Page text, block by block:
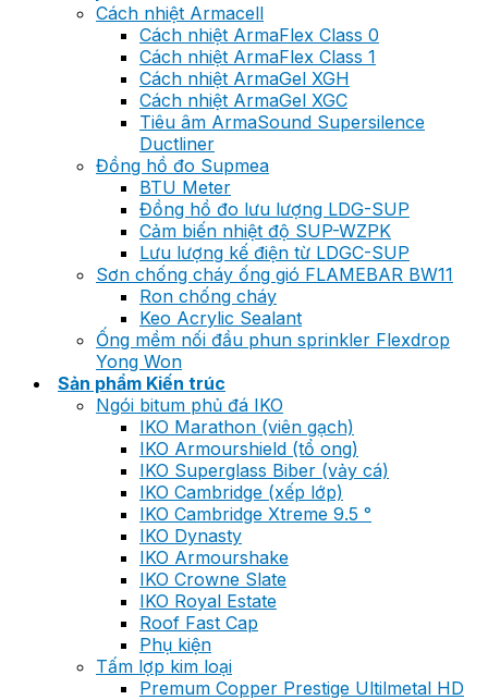
Cách nhiệt Armacell
Cách nhiệt ArmaFlex Class 0
Cách nhiệt ArmaFlex Class 1
Cách nhiệt ArmaGel XGH
Cách nhiệt ArmaGel XGC
Tiêu âm ArmaSound Supersilence
Ductliner
Đồng hồ đo Supmea
BTU Meter
Đồng hồ đo lưu lượng LDG-SUP
Cảm biến nhiệt độ SUP-WZPK
Lưu lượng kế điện từ LDGC-SUP
Sơn chống cháy ống gió FLAMEBAR BW11
Ron chống cháy
Keo Acrylic Sealant
Ống mềm nối đầu phun sprinkler Flexdrop
Yong Won
Sản phẩm Kiến trúc
Ngói bitum phủ đá IKO
IKO Marathon (viên gạch)
IKO Armourshield (tổ ong)
IKO Superglass Biber (vảy cá)
IKO Cambridge (xếp lớp)
IKO Cambridge Xtreme 9.5 °
IKO Dynasty
IKO Armourshake
IKO Crowne Slate
IKO Royal Estate
Roof Fast Cap
Phụ kiện
Tấm lợp kim loại
Premum Copper Prestige Ultilmetal HD